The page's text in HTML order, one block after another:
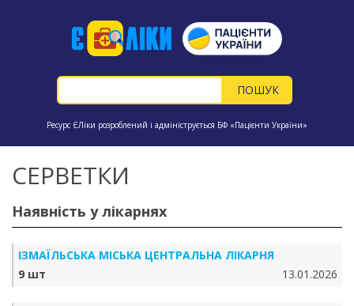
Ресурс ЄЛіки розроблений і адмініструється БФ «Пацієнти України»
СЕРВЕТКИ
Наявність у лікарнях
ІЗМАЇЛЬСЬКА МІСЬКА ЦЕНТРАЛЬНА ЛІКАРНЯ
9 шт
13.01.2026